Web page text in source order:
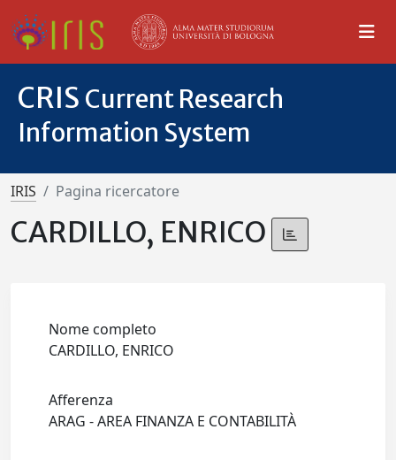
CRIS Current Research
Information System
IRIS Pagina ricercatore
CARDILLO, ENRICO
Nome completo
CARDILLO, ENRICO
Afferenza
ARAG - AREA FINANZA E CONTABILITÀ